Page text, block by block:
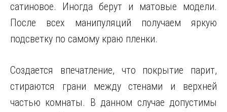
сатиновое. Иногда берут и матовые модели.
После всех манипуляций получаем яркую
подсветку по самому краю пленки.
Создается впечатление, что покрытие парит,
стираются грани между стенами и верхней
частью комнаты. В данном случае допустимы